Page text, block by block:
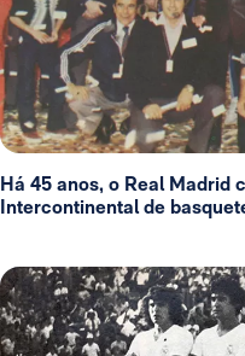
Há 45 anos, o Real Madrid
Intercontinental de